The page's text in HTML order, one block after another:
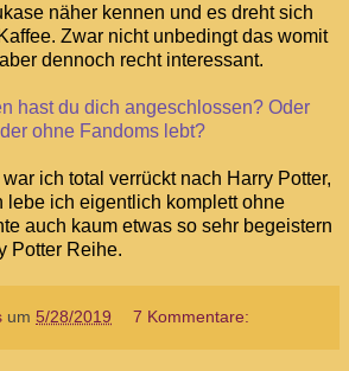
näher kennen und es dreht sich
Zwar nicht unbedingt das womit
dennoch recht interessant.
hast du dich angeschlossen? Oder
ohne Fandoms lebt?
ich total verrückt nach Harry Potter,
lebe ich eigentlich komplett ohne
auch kaum etwas so sehr begeistern
Potter Reihe.
um 5/28/2019 7 Kommentare: